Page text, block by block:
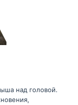
над головой.